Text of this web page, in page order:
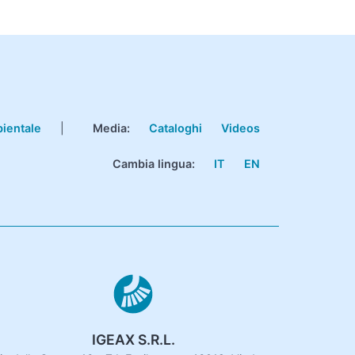
Media: Cataloghi Videos
Cambia lingua: IT EN
IGEAX S.R.L.